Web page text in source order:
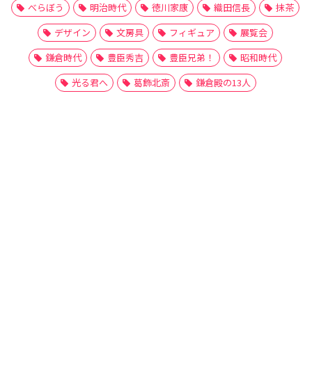
べらぼう
明治時代 徳川家康 織田信長
抹茶
デザイン
文房具 フィギュア
展覧会
鎌倉時代
豊臣秀吉 豊臣兄弟！
昭和時代
光る君へ
葛飾北斎 鎌倉殿の13人